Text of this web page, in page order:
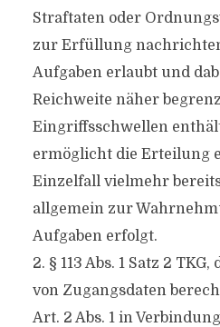
Straftaten oder
zur Erfüllung
Aufgaben erlaubt und
Reichweite näher
Eingriffsschwellen
ermöglicht die Erteilung
Einzelfall vielmehr
allgemein zur
Aufgaben erfolgt.
2. § 113 Abs. 1 Satz 2
von Zugangsdaten
Art. 2 Abs. 1 in